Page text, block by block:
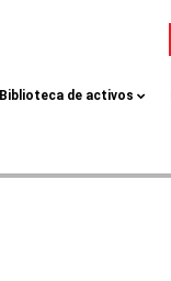
Biblioteca de activos